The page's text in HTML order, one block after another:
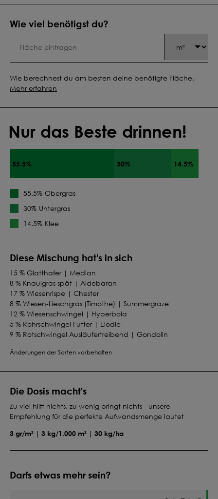
Wie viel benötigst du?
Wie berechnest du am besten deine benötigte Fläche.
Mehr erfahren
Nur das Beste drinnen!
55.5% 30% 14.5%
55.5% Obergras
30% Untergras
14.5% Klee
Diese Mischung hat's in sich
15 % Glatthafer | Median
8 % Knaulgras spät | Aldebaran
17 % Wiesenrispe | Chester
8 % Wiesen-Lieschgras (Timothe) | Summergraze
12 % Wiesenschwingel | Hyperbola
5 % Rohrschwingel Futter | Elodie
9 % Rotschwingel Ausläufertreibend | Gondolin
spät | Melfrost
7.5 % Hornklee | Leo
Änderungen der Sorten vorbehalten
Die Dosis macht's
Zu viel hilft nichts, zu wenig bringt nichts - unsere
Empfehlung für die perfekte Aufwandsmenge lautet
3 gr/m² | 3 kg/1.000 m² | 30 kg/ha
Darfs etwas mehr sein?